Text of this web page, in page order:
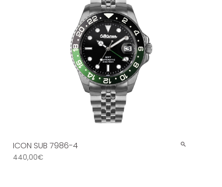
ICON SUB 7986-4
440,00€